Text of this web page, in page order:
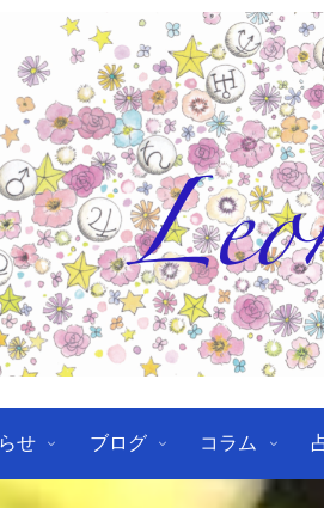
せ ブログ コラム